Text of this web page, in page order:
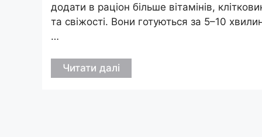
додати в раціон більше вітамінів,
та свіжості. Вони готуються за 5–10
…
Читати далі